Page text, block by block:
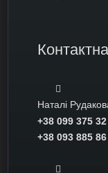
Наталі
+38 099 375
+38 093 885